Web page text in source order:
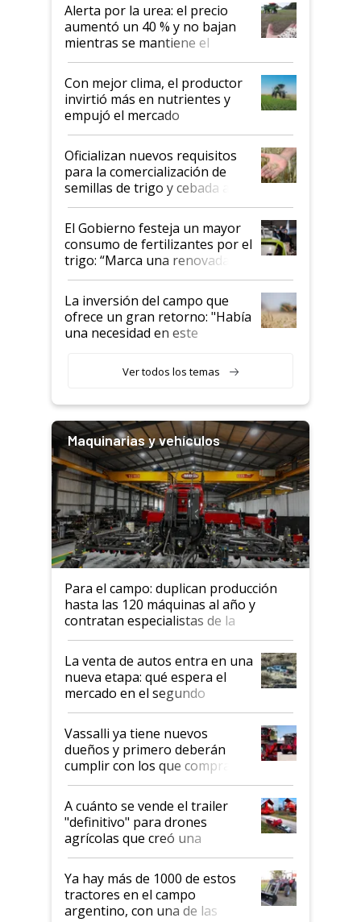
Alerta por la urea: el precio
aumentó un 40 % y no bajan
mientras se mantiene el
conflicto en Medio Oriente
Con mejor clima, el productor
invirtió más en nutrientes y
empujó el mercado
Oficializan nuevos requisitos
para la comercialización de
semillas de trigo y cebada a
granel
El Gobierno festeja un mayor
consumo de fertilizantes por el
trigo: “Marca una renovada
confianza de los productores”
La inversión del campo que
ofrece un gran retorno: "Había
una necesidad en este
Ver todos los temas
Maquinarias y vehículos
Para el campo: duplican producción
hasta las 120 máquinas al año y
contratan especialistas de la
industria automotriz para lograrlo
La venta de autos entra en una
nueva etapa: qué espera el
mercado en el segundo
semestre
Vassalli ya tiene nuevos
dueños y primero deberán
cumplir con los que compraron
cosechadoras y todavía no las
recibieron: quién está detrás
del rescate de la empresa
A cuánto se vende el trailer
"definitivo" para drones
agrícolas que creó una
empresa argentina: "Veíamos a
contratistas invirtiendo miles
de dólares en drones de última
generación que luego eran
Ya hay más de 1000 de estos
tractores en el campo
argentino, con una de las